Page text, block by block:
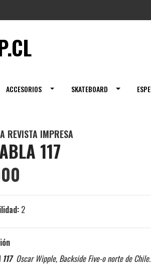
ACCESORIOS SKATEBOARD
REVISTA IMPRESA
117
2
117 Oscar Wipple, Backside Five-o norte de